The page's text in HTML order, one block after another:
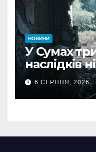
НОВИНИ
У Сумах
наслідків
6 СЕРПНЯ, 2026